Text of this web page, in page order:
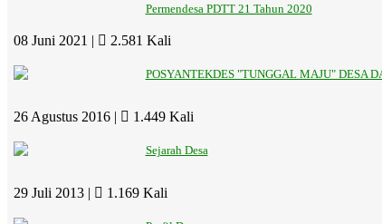
Permendesa PDTT 21 Tahun 2020
08 Juni 2021 | 2.581 Kali
POSYANTEKDES "TUNGGAL MAJU" DESA
26 Agustus 2016 | 1.449 Kali
Sejarah Desa
29 Juli 2013 | 1.169 Kali